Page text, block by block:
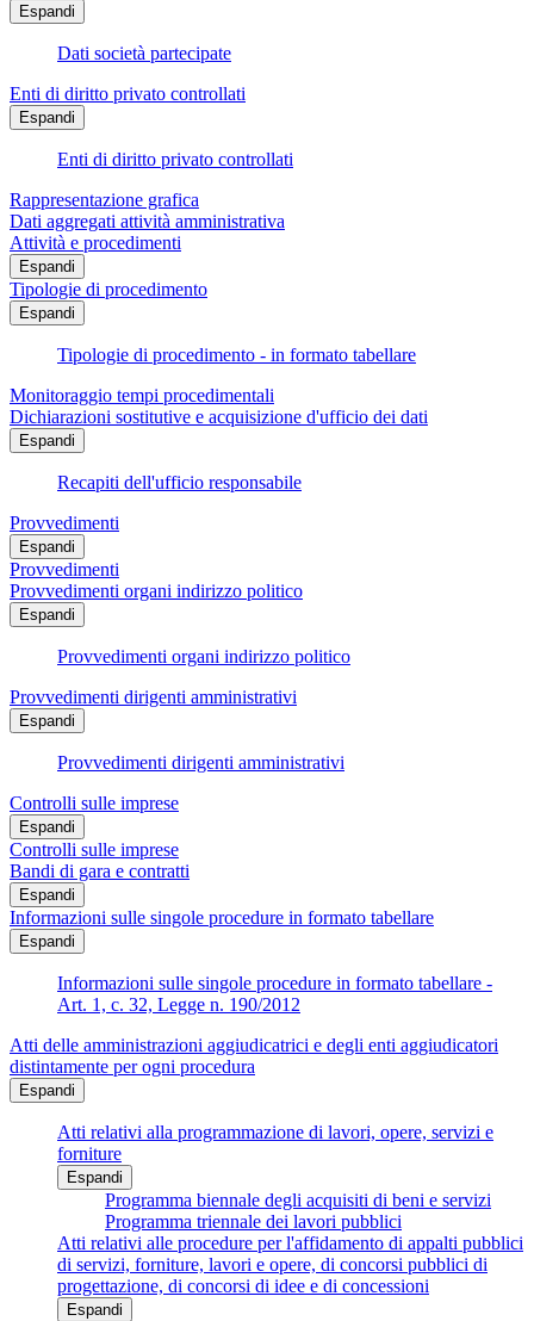
Espandi
Dati società partecipate
Enti di diritto privato controllati
Espandi
Enti di diritto privato controllati
Rappresentazione grafica
Dati aggregati attività amministrativa
Attività e procedimenti
Espandi
Tipologie di procedimento
Espandi
Tipologie di procedimento - in formato tabellare
Monitoraggio tempi procedimentali
Dichiarazioni sostitutive e acquisizione d'ufficio dei dati
Espandi
Recapiti dell'ufficio responsabile
Provvedimenti
Espandi
Provvedimenti
Provvedimenti organi indirizzo politico
Espandi
Provvedimenti organi indirizzo politico
Provvedimenti dirigenti amministrativi
Espandi
Provvedimenti dirigenti amministrativi
Controlli sulle imprese
Espandi
Controlli sulle imprese
Bandi di gara e contratti
Espandi
Informazioni sulle singole procedure in formato tabellare
Espandi
Informazioni sulle singole procedure in formato tabellare -
Art. 1, c. 32, Legge n. 190/2012
Atti delle amministrazioni aggiudicatrici e degli enti aggiudicatori
distintamente per ogni procedura
Espandi
Atti relativi alla programmazione di lavori, opere, servizi e
forniture
Espandi
Programma biennale degli acquisiti di beni e servizi
Programma triennale dei lavori pubblici
Atti relativi alle procedure per l'affidamento di appalti pubblici
di servizi, forniture, lavori e opere, di concorsi pubblici di
progettazione, di concorsi di idee e di concessioni
Espandi